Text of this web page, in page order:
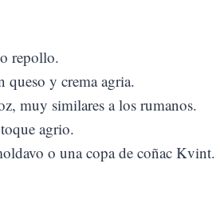
repollo.
queso y crema agria.
muy similares a los rumanos.
agrio.
o una copa de coñac Kvint.